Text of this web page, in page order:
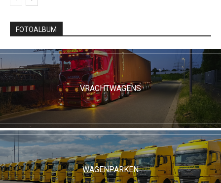
FOTOALBUM
VRACHTWAGENS
WAGENPARKEN